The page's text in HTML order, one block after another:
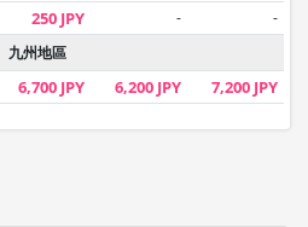
250 JPY -
-
九州地區
6,700 JPY 6,200 JPY 7,200 JPY